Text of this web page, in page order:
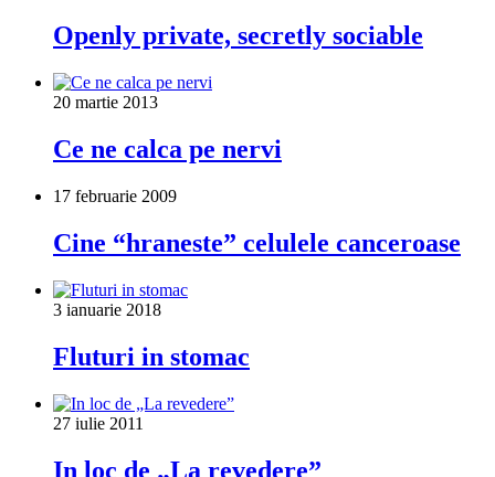
Openly private, secretly sociable
20 martie 2013
Ce ne calca pe nervi
17 februarie 2009
Cine “hraneste” celulele canceroase
3 ianuarie 2018
Fluturi in stomac
27 iulie 2011
In loc de „La revedere”